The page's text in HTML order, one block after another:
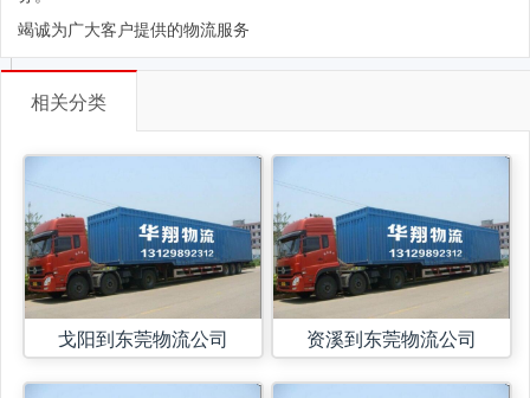
竭诚为广大客户提供的物流服务
相关分类
戈阳到东莞物流公司 资溪到东莞物流公司